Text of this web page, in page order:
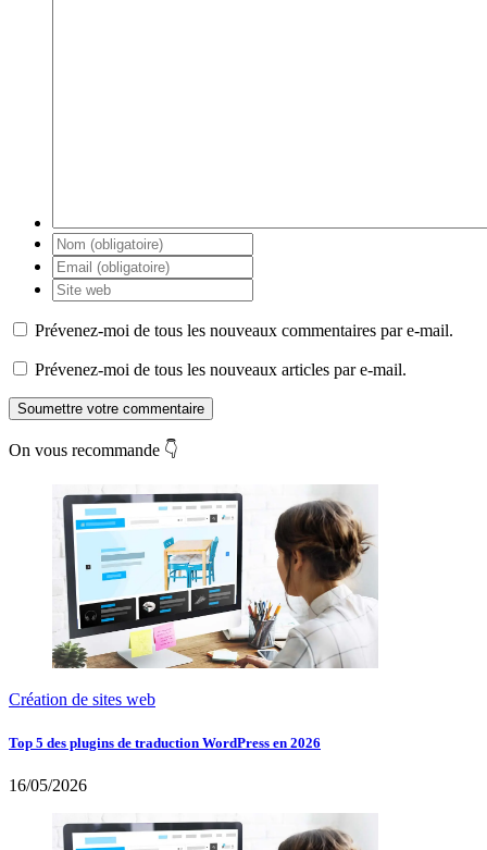
Prévenez-moi de tous les nouveaux commentaires par e-mail.
Prévenez-moi de tous les nouveaux articles par e-mail.
Soumettre votre commentaire
On vous recommande 👇
Création de sites web
Top 5 des plugins de traduction WordPress en 2026
16/05/2026